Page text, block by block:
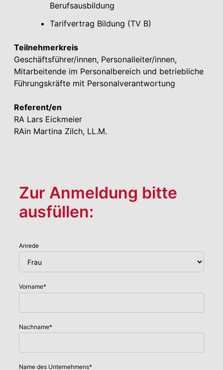
Berufsausbildung
Tarifvertrag Bildung (TV B)
Teilnehmerkreis
Geschäftsführer/innen, Personalleiter/innen,
Mitarbeitende im Personalbereich und betriebliche
Führungskräfte mit Personalverantwortung
Referent/en
RA Lars Eickmeier
RAin Martina Zilch, LL.M.
Zur Anmeldung bitte
ausfüllen:
Anrede
Vorname*
Nachname*
Name des Unternehmens*